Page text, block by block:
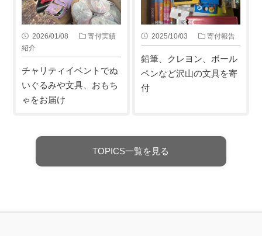
2026/01/08
寄付実績
紹介
チャリティイベントでぬ
いぐるみや文具、おもち
ゃをお届け
2025/10/03 寄付報告
鉛筆、クレヨン、ボール
ペンなど沢山の文具を寄
付
TOPICS一覧を見る